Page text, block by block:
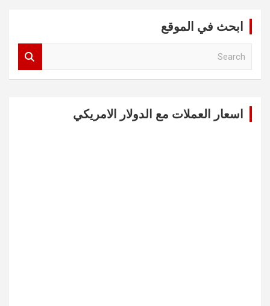
ابحث في الموقع
اسعار العملات مع الدولار الامريكي